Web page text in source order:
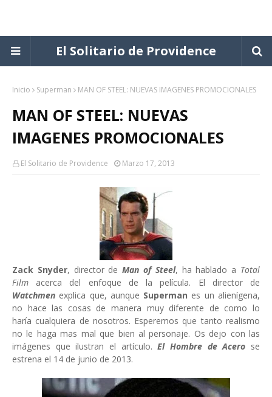
El Solitario de Providence
Inicio Superman MAN OF STEEL: NUEVAS IMAGENES PROMOCIONALES
MAN OF STEEL: NUEVAS
IMAGENES PROMOCIONALES
El Solitario de Providence Marzo 17, 2013
Zack Snyder, director deMan of Steel, ha hablado a Total
Film acerca del enfoque de la película. El director de
Watchmen explica que, aunque Superman es un alienígena,
no hace las cosas de manera muy diferente de como lo
haría cualquiera de nosotros. Esperemos que tanto realismo
no le haga mas mal que bien al personaje. Os dejo con las
imágenes que ilustran el artículo.El Hombre de Acero se
estrena el 14 de junio de 2013.